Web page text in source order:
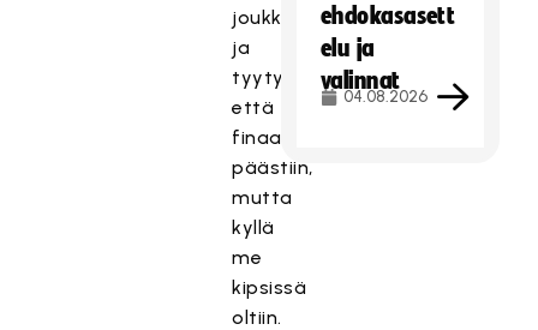
joukkueena,
ja
tyytyväinen,
että
finaaliin
päästiin,
mutta
kyllä
me
kipsissä
oltiin.
ehdokasasett
elu ja
valinnat
04.08.2026